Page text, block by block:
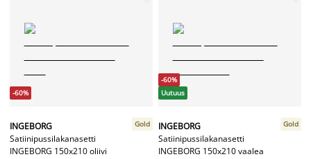
-60%
INGEBORG
Satiinipussilakanasetti
INGEBORG 150x210 oliivi
Gold
-60%
Uutuus
INGEBORG
Satiinipussilakanasetti
INGEBORG 150x210 vaalea
Gold